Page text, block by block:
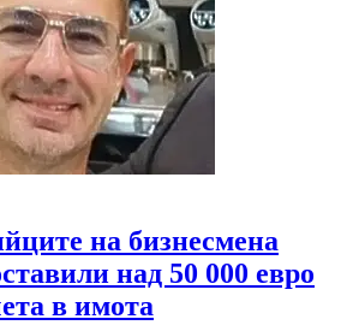
на бизнесмена
над 50 000 евро
в имота